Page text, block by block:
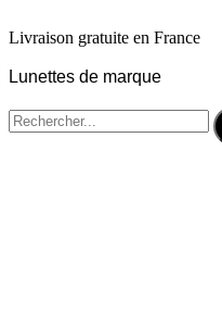
Livraison gratuite en France
Lunettes de marque